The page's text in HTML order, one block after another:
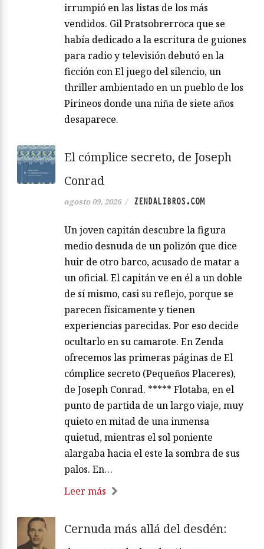
irrumpió en las listas de los más
vendidos. Gil Pratsobrerroca que se
había dedicado a la escritura de guiones
para radio y televisión debutó en la
ficción con El juego del silencio, un
thriller ambientado en un pueblo de los
Pirineos donde una niña de siete años
desaparece.
El cómplice secreto, de Joseph
Conrad
agosto 09, 2026 / ZENDALIBROS.COM
Un joven capitán descubre la figura
medio desnuda de un polizón que dice
huir de otro barco, acusado de matar a
un oficial. El capitán ve en él a un doble
de sí mismo, casi su reflejo, porque se
parecen físicamente y tienen
experiencias parecidas. Por eso decide
ocultarlo en su camarote. En Zenda
ofrecemos las primeras páginas de El
cómplice secreto (Pequeños Placeres),
de Joseph Conrad. ***** Flotaba, en el
punto de partida de un largo viaje, muy
quieto en mitad de una inmensa
quietud, mientras el sol poniente
alargaba hacia el este la sombra de sus
palos. En…
Leer más
Cernuda más allá del desdén: